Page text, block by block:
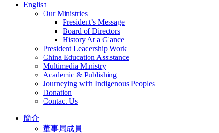
English
Our Ministries
President’s Message
Board of Directors
History At a Glance
President Leadership Work
China Education Assistance
Multimedia Ministry
Academic & Publishing
Journeying with Indigenous Peoples
Donation
Contact Us
簡介
董事局成員